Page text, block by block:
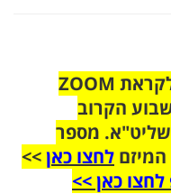
הצטרפו לקבוצת הוואטסאפ לקראת ZOOM
הקרוב
מספר
לחצו כאן>>
כאן >>